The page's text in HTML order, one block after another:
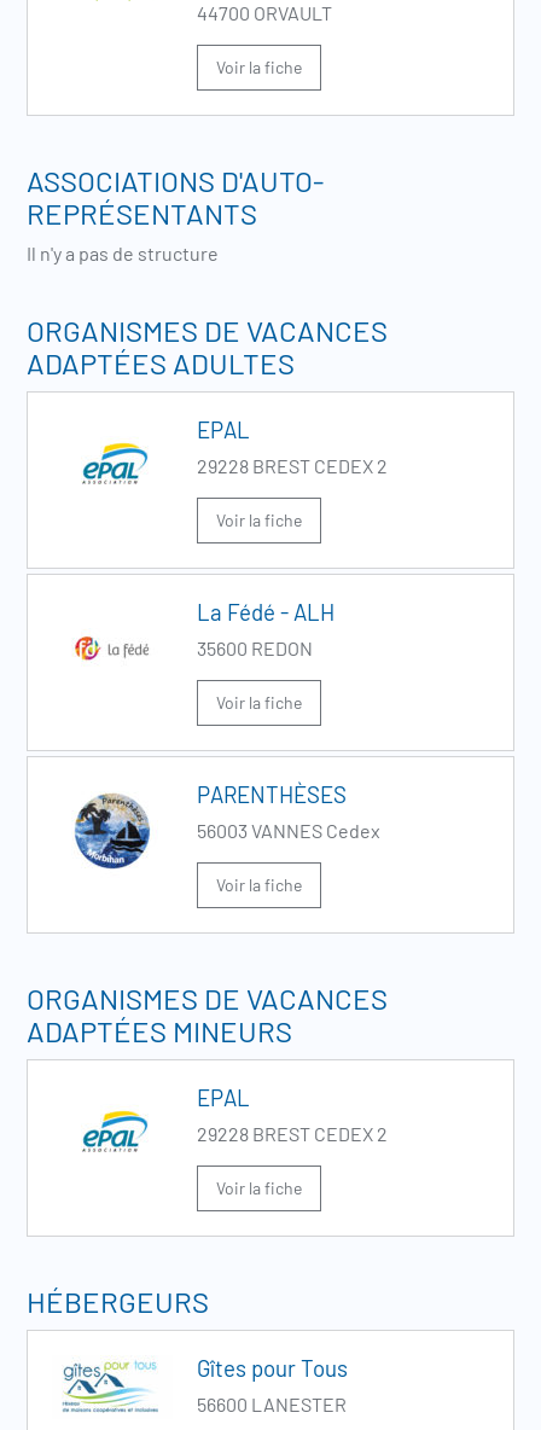
44700 ORVAULT
Voir la fiche
ASSOCIATIONS D'AUTO-
REPRÉSENTANTS
Il n'y a pas de structure
ORGANISMES DE VACANCES
ADAPTÉES ADULTES
EPAL
29228 BREST CEDEX 2
Voir la fiche
La Fédé - ALH
35600 REDON
Voir la fiche
PARENTHÈSES
56003 VANNES Cedex
Voir la fiche
ORGANISMES DE VACANCES
ADAPTÉES MINEURS
EPAL
29228 BREST CEDEX 2
Voir la fiche
HÉBERGEURS
Gîtes pour Tous
56600 LANESTER